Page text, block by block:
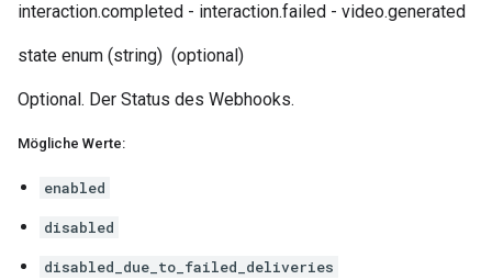
interaction.completed - interaction.failed - video.generated
state enum (string) (optional)
Optional. Der Status des Webhooks.
Mögliche Werte:
enabled
disabled
disabled_due_to_failed_deliveries